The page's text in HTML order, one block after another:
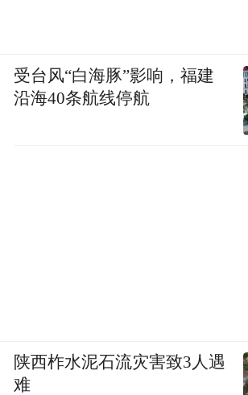
受台风“白海豚”影响，福建
沿海40条航线停航
陕西柞水泥石流灾害致3人遇
难